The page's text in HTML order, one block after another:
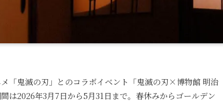
「鬼滅の刃」とのコラボイベント「鬼滅の刃×博物館 明治
は2026年3月7日から5月31日まで。春休みからゴールデン